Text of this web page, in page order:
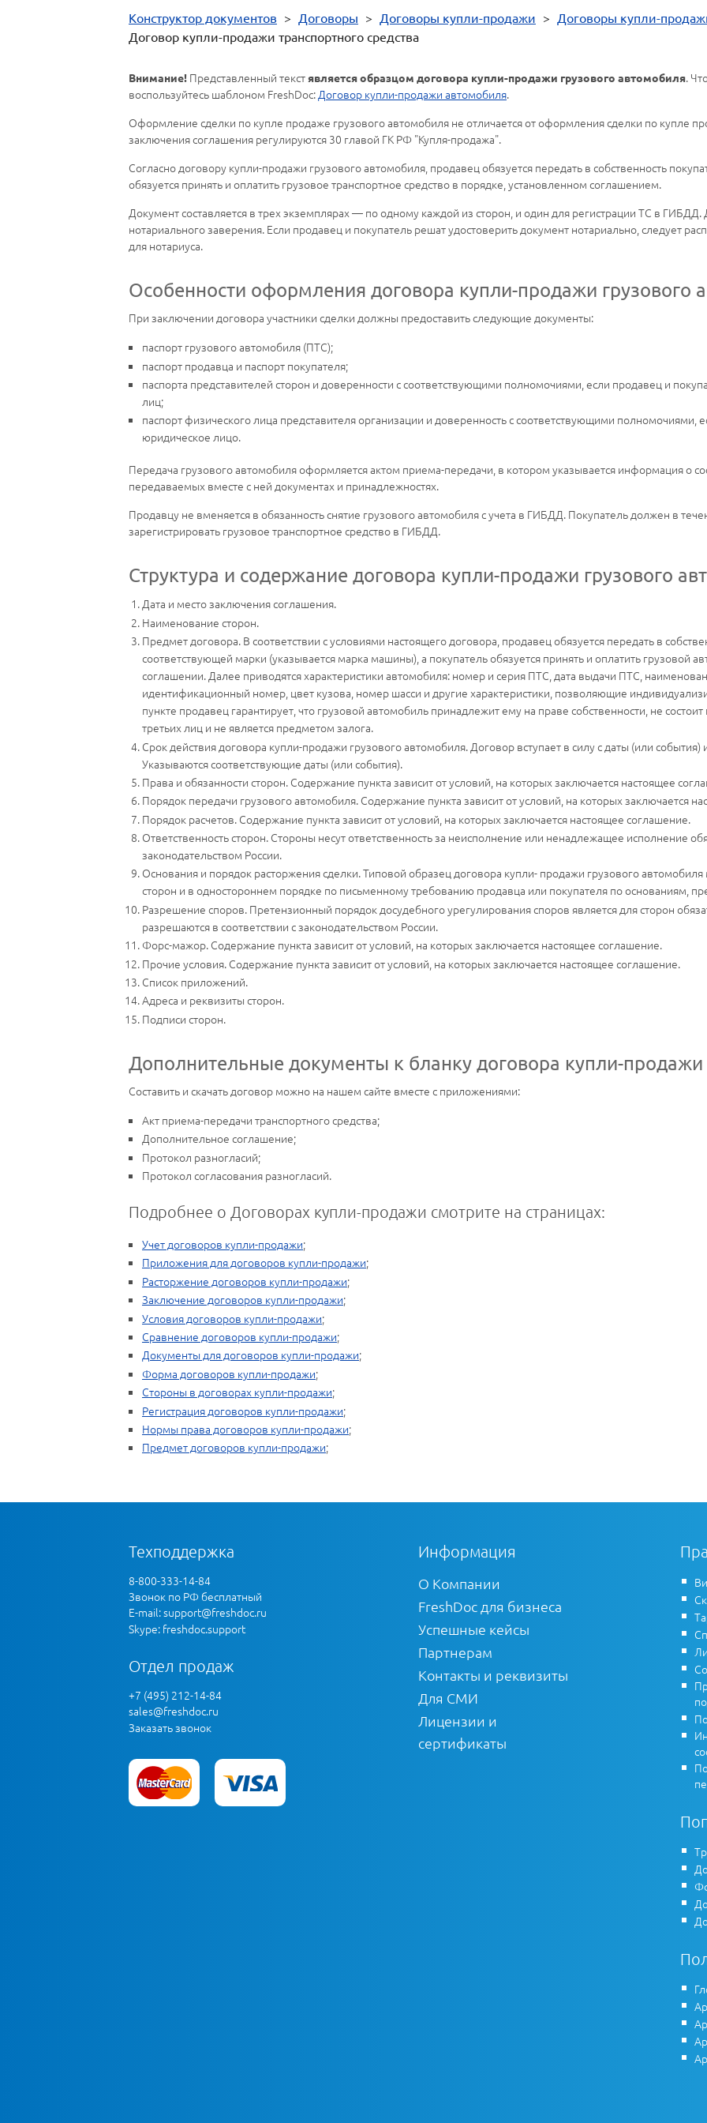
Конструктор документов > Договоры > Договоры купли-продажи > Договоры купли-
Договор купли-продажи транспортного средства
Внимание! Представленный текстявляется образцом договора купли-продажи грузового автомобиля.
воспользуйтесь шаблоном FreshDoc:Договор купли-продажи автомобиля.
Оформление сделки по купле продаже грузового автомобиля не отличается от оформления сделки по купле
заключения соглашения регулируются 30 главой ГК РФ "Купля-продажа".
Согласно договору купли-продажи грузового автомобиля, продавец обязуется передать в собственность
обязуется принять и оплатить грузовое транспортное средство в порядке, установленном соглашением.
Документ составляется в трех экземплярах — по одному каждой из сторон, и один для регистрации ТС в ГИБДД.
нотариального заверения. Если продавец и покупатель решат удостоверить документ нотариально, следует
для нотариуса.
Особенности оформления договора купли-продажи грузового
При заключении договора участники сделки должны предоставить следующие документы:
паспорт грузового автомобиля (ПТС);
паспорт продавца и паспорт покупателя;
паспорта представителей сторон и доверенности с соответствующими полномочиями, если продавец и
лиц;
паспорт физического лица представителя организации и доверенность с соответствующими полномочиями,
юридическое лицо.
Передача грузового автомобиля оформляется актом приема-передачи, в котором указывается информация о
передаваемых вместе с ней документах и принадлежностях.
Продавцу не вменяется в обязанность снятие грузового автомобиля с учета в ГИБДД. Покупатель должен в
зарегистрировать грузовое транспортное средство в ГИБДД.
Структура и содержание договора купли-продажи грузового
Дата и место заключения соглашения.
Наименование сторон.
Предмет договора. В соответствии с условиями настоящего договора, продавец обязуется передать в
соответствующей марки (указывается марка машины), а покупатель обязуется принять и оплатить грузовой
соглашении. Далее приводятся характеристики автомобиля: номер и серия ПТС, дата выдачи ПТС,
идентификационный номер, цвет кузова, номер шасси и другие характеристики, позволяющие
пункте продавец гарантирует, что грузовой автомобиль принадлежит ему на праве собственности, не
третьих лиц и не является предметом залога.
Срок действия договора купли-продажи грузового автомобиля. Договор вступает в силу с даты (или события)
Указываются соответствующие даты (или события).
Права и обязанности сторон. Содержание пункта зависит от условий, на которых заключается настоящее
Порядок передачи грузового автомобиля. Содержание пункта зависит от условий, на которых заключается
Порядок расчетов. Содержание пункта зависит от условий, на которых заключается настоящее соглашение.
Ответственность сторон. Стороны несут ответственность за неисполнение или ненадлежащее исполнение
законодательством России.
Основания и порядок расторжения сделки. Типовой образец договора купли- продажи грузового
сторон и в одностороннем порядке по письменному требованию продавца или покупателя по основаниям,
Разрешение споров. Претензионный порядок досудебного урегулирования споров является для сторон
разрешаются в соответствии с законодательством России.
Форс-мажор. Содержание пункта зависит от условий, на которых заключается настоящее соглашение.
Прочие условия. Содержание пункта зависит от условий, на которых заключается настоящее соглашение.
Список приложений.
Адреса и реквизиты сторон.
Подписи сторон.
Дополнительные документы к бланку договора купли-продажи
Составить и скачать договор можно на нашем сайте вместе с приложениями:
Акт приема-передачи транспортного средства;
Дополнительное соглашение;
Протокол разногласий;
Протокол согласования разногласий.
Подробнее о Договорах купли-продажи смотрите на страницах:
Учет договоров купли-продажи;
Приложения для договоров купли-продажи;
Расторжение договоров купли-продажи;
Заключение договоров купли-продажи;
Условия договоров купли-продажи;
Сравнение договоров купли-продажи;
Документы для договоров купли-продажи;
Форма договоров купли-продажи;
Стороны в договорах купли-продажи;
Регистрация договоров купли-продажи;
Нормы права договоров купли-продажи;
Предмет договоров купли-продажи;
Техподдержка
8-800-333-14-84
Звонок по РФ бесплатный
E-mail:support@freshdoc.ru
Skype: freshdoc.support
Отдел продаж
+7 (495) 212-14-84
sales@freshdoc.ru
Заказать звонок
Информация
О Компании
FreshDoc для бизнеса
Успешные кейсы
Партнерам
Контакты и реквизиты
Для СМИ
Лицензии и
сертификаты